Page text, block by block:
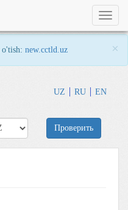
o'tish: new.cctld.uz ×
UZ RU EN
Toggle
Проверить